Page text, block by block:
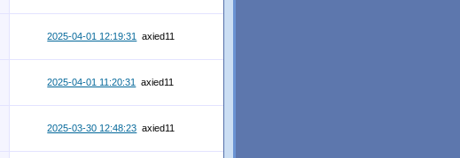
2025-04-01 12:19:31 axied11
2025-04-01 11:20:31 axied11
2025-03-30 12:48:23 axied11